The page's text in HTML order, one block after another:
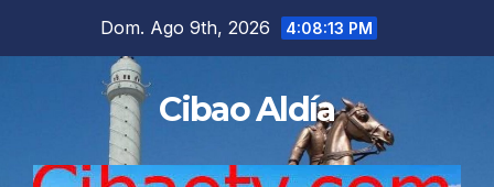
Dom. Ago 9th, 2026 4:08:14 PM
Cibao Aldía